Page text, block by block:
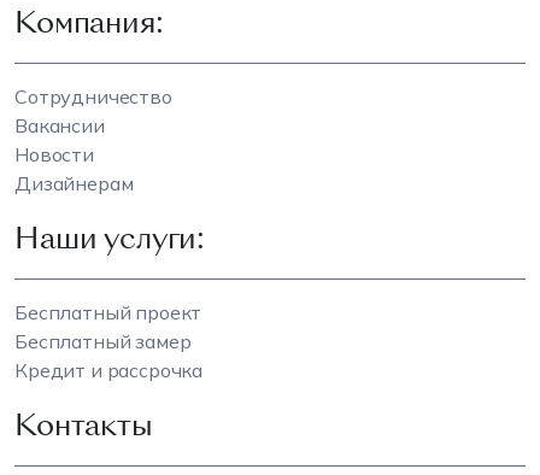
Компания:
Сотрудничество
Вакансии
Новости
Дизайнерам
Наши услуги:
Бесплатный проект
Бесплатный замер
Кредит и рассрочка
Контакты